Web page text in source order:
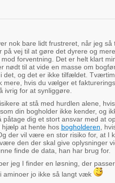
nok bare lidt frustreret, når jeg så
på vej til at gøre det dyrere og
forventning. Det er helt klart
nødt til at vide en masse om
det, og det er ikke tilfældet.
mere, hvis du vælger et
ivrig for at synliggøre.
at stå med hurdlen alene,
din bogholder ikke kender, og
påtage dig et stort ansvar med at
hjælp at hente hos bogholderen ,
der vil være en stor risiko for, at I
den der skal give oplysninger
finde de data, han har brug for.
jeg I finder en løsning, der
aminoer jo ikke så langt væk
fra forskellige